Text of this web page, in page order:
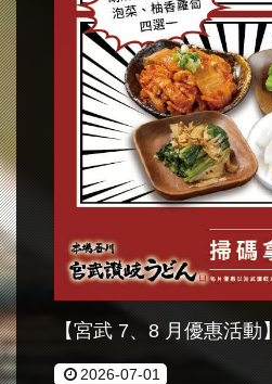
【宮武 7、8 月優惠活動】
2026-07-01